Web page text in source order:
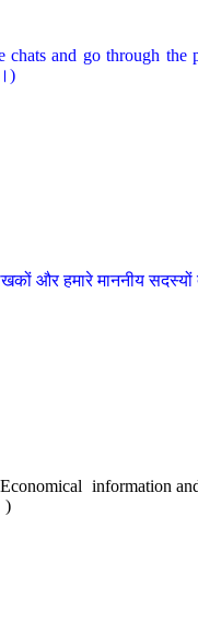
and go through the
और हमारे माननीय सदस्यों
information
)